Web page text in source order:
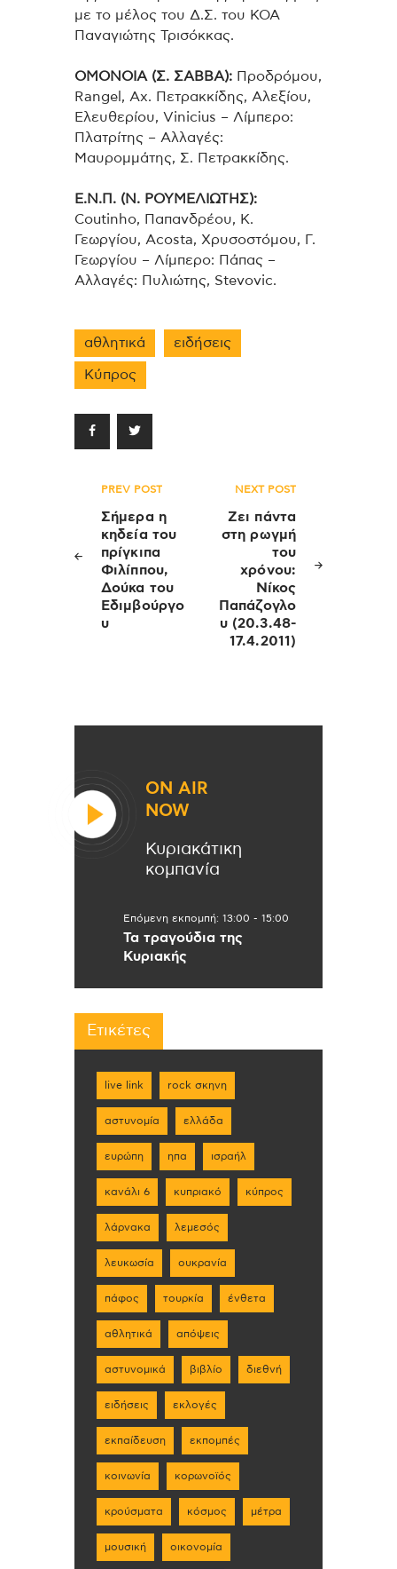
με το μέλος του Δ.Σ. του ΚΟΑ
Παναγιώτης Τρισόκκας.
ΟΜΟΝΟΙΑ (Σ. ΣΑΒΒΑ): Προδρόμου,
Rangel, Αχ. Πετρακκίδης, Αλεξίου,
Ελευθερίου, Vinicius – Λίμπερο:
Πλατρίτης – Αλλαγές:
Μαυρομμάτης, Σ. Πετρακκίδης.
Ε.Ν.Π. (Ν. ΡΟΥΜΕΛΙΩΤΗΣ):
Coutinho, Παπανδρέου, K.
Γεωργίου, Acosta, Χρυσοστόμου, Γ.
Γεωργίου – Λίμπερο: Πάπας –
Αλλαγές: Πυλιώτης, Stevovic.
αθλητικά ειδήσεις
Κύπρος
Πλοήγηση
άρθρων
PREV POST
Σήμερα η
κηδεία του
πρίγκιπα
Φιλίππου,
Δούκα του
Εδιμβούργο
υ
NEXT POST
Ζει πάντα
στη ρωγμή
του
χρόνου:
Νίκος
Παπάζογλο
υ (20.3.48-
17.4.2011)
ON AIR
NOW
Κυριακάτικη
κομπανία
Επόμενη εκπομπή: 13:00 - 15:00
Τα τραγούδια της
Κυριακής
Ετικέτες
live link rock σκηνη
αστυνομία ελλάδα
ευρώπη ηπα ισραήλ
κανάλι 6 κυπριακό κύπρος
λάρνακα λεμεσός
λευκωσία ουκρανία
πάφος τουρκία ένθετα
αθλητικά απόψεις
αστυνομικά βιβλίο διεθνή
ειδήσεις εκλογές
εκπαίδευση εκπομπές
κοινωνία κορωνοϊός
κρούσματα κόσμος μέτρα
μουσική οικονομία